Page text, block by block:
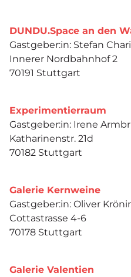
DUNDU.Space an den
Gastgeber:in: Stefan
Innerer Nordbahnhof 2
70191 Stuttgart
Experimentierraum
Gastgeber:in: Irene
Katharinenstr. 21d
70182 Stuttgart
Galerie Kernweine
Gastgeber:in: Oliver
Cottastrasse 4-6
70178 Stuttgart
Galerie Valentien